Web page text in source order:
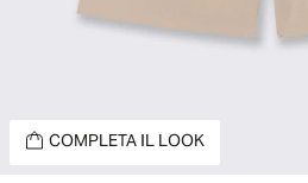
COMPLETA IL LOOK